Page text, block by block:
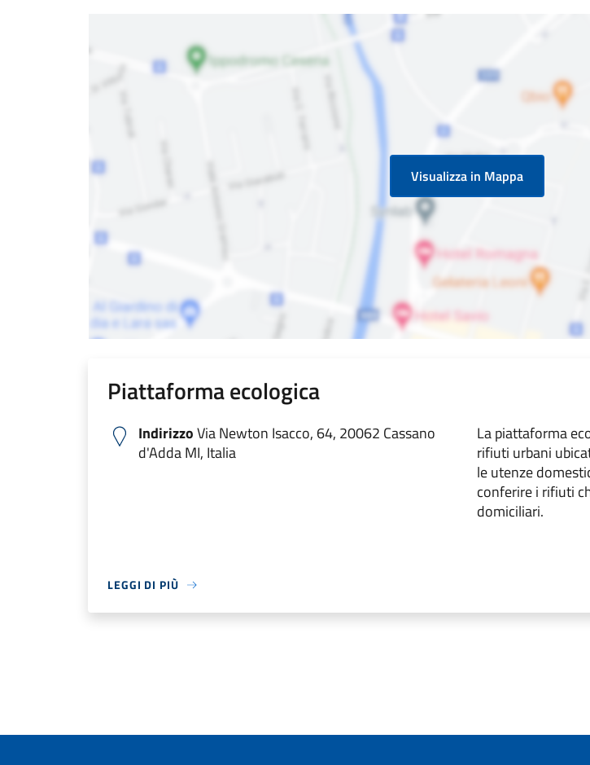
Visualizza in Mappa
Piattaforma ecologica
IndirizzoVia Newton Isacco, 64, 20062 Cassano
d'Adda MI, Italia
La piattaforma
rifiuti urbani
le utenze
conferire i rifiuti
domiciliari.
LEGGI DI PIÙ